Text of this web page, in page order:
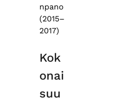
npano
(2015–
2017)
Kok
onai
suu